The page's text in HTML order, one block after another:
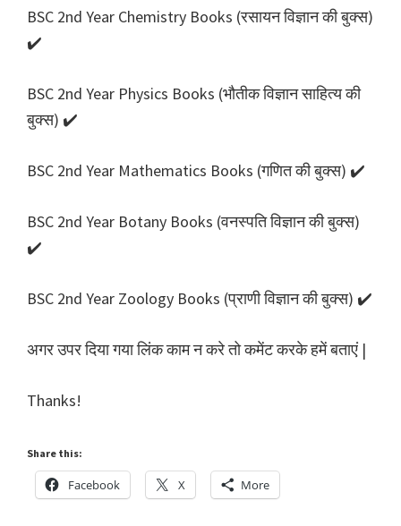
BSC 2nd Year Chemistry Books (रसायन विज्ञान की बुक्स)
✔️
BSC 2nd Year Physics Books (भौतीक विज्ञान साहित्य की
बुक्स) ✔️
BSC 2nd Year Mathematics Books (गणित की बुक्स) ✔️
BSC 2nd Year Botany Books (वनस्पति विज्ञान की बुक्स)
✔️
BSC 2nd Year Zoology Books (प्राणी विज्ञान की बुक्स) ✔️
अगर उपर दिया गया लिंक काम न करे तो कमेंट करके हमें बताएं |
Thanks!
Share this:
Facebook X More